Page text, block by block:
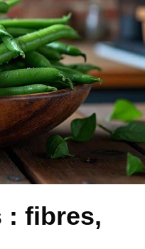
: fibres,